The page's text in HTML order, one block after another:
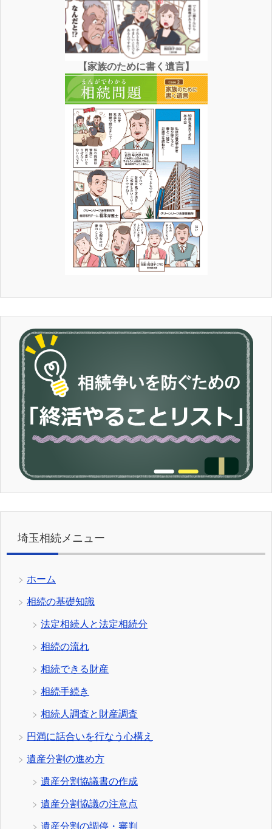
【家族のために書く遺言】
埼玉相続メニュー
ホーム
相続の基礎知識
法定相続人と法定相続分
相続の流れ
相続できる財産
相続手続き
相続人調査と財産調査
円満に話合いを行なう心構え
遺産分割の進め方
遺産分割協議書の作成
遺産分割協議の注意点
遺産分割の調停・審判